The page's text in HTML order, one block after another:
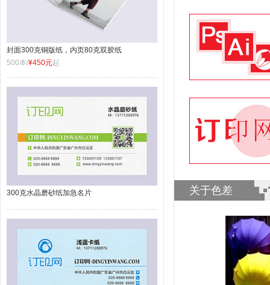
封面300克铜版纸，内页80克双胶纸
500本/¥450元起
300克水晶磨砂纸加急名片 关于色差